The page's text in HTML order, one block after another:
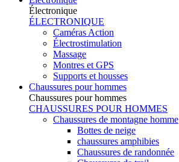
Électronique
ÉLECTRONIQUE
Caméras Action
Électrostimulation
Massage
Montres et GPS
Supports et housses
Chaussures pour hommes
Chaussures pour hommes
CHAUSSURES POUR HOMMES
Chaussures de montagne homme
Bottes de neige
chaussures amphibies
Chaussures de randonnée